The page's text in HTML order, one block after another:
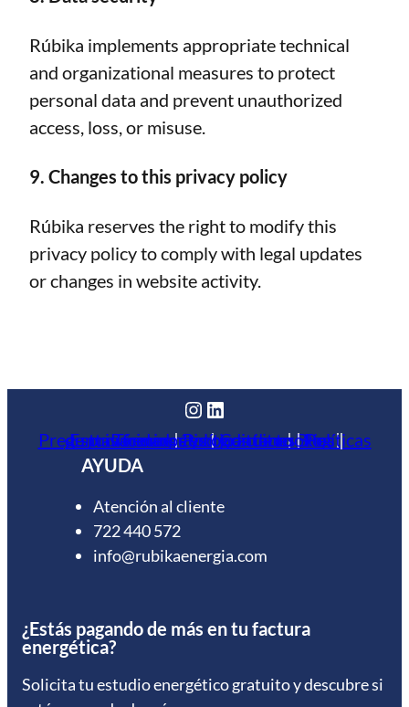
Rúbika implements appropriate technical
and organizational measures to protect
personal data and prevent unauthorized
access, loss, or misuse.
9. Changes to this privacy policy
Rúbika reserves the right to modify this
privacy policy to comply with legal updates
or changes in website activity.
Instagram
LinkedIn
Estudio energético gratuito|Blog|
Preguntas frecuentes|Contacto|
Políticas de privacidad|Políticas de cookies|
Términos y condiciones
AYUDA
Atención al cliente
722 440 572
info@rubikaenergia.com
¿Estás pagando de más en tu factura
energética?
Solicita tu estudio energético gratuito y descubre si